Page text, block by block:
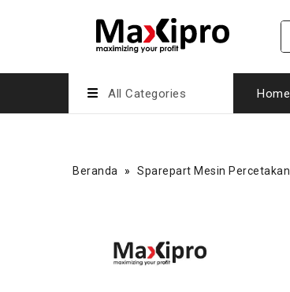
All Categories Home
Beranda » Sparepart Mesin Percetakan